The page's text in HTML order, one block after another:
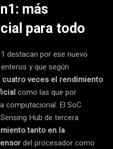
más
para todo
destacan por ese nuevo
y que según
cuatro veces el rendimiento
como las que por
computacional. El SoC
Hub de tercera
tanto en la
del procesador como